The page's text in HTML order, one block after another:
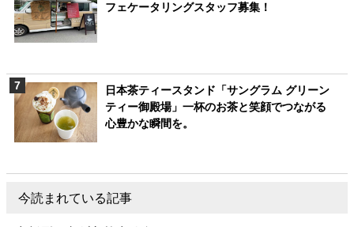
フェケータリングスタッフ募集！
日本茶ティースタンド「サングラム グリーン
ティー御殿場」一杯のお茶と笑顔でつながる
心豊かな瞬間を。
今読まれている記事